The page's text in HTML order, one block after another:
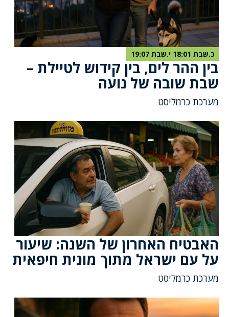
כ.שבת 18:01 י.שבת 19:07
בין ההר לים, בין קידוש לטיילת –
שבת שובה של נועה
מערכת כרמליסט
האבטיח האחרון של השנה: שיעור
על עם ישראל מתוך מונית חיפאית
מערכת כרמליסט